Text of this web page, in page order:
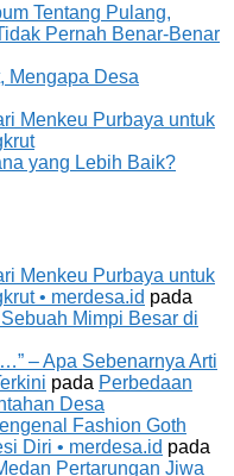
Tentang Pulang,
Pernah Benar-Benar
Mengapa Desa
Menkeu Purbaya untuk
yang Lebih Baik?
Menkeu Purbaya untuk
• merdesa.id pada
Mimpi Besar di
– Apa Sebenarnya Arti
pada Perbedaan
Desa
Fashion Goth
Diri • merdesa.id pada
Pertarungan Jiwa